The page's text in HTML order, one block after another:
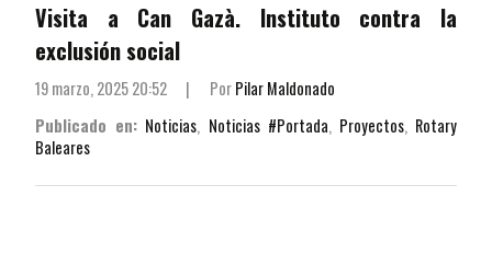
Visita a Can Gazà. Instituto contra la
exclusión social
19 marzo, 2025 20:52 | PorPilar Maldonado
Publicado en: Noticias, Noticias #Portada, Proyectos, Rotary
Baleares